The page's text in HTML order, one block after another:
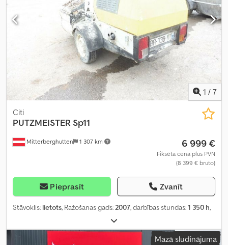
1 / 7
Mitterberghutten 1 307 km
Citi
PUTZMEISTER Sp11
6 999 €
Fiksēta cena plus PVN
(8 399 € bruto)
Pieprasīt Zvanīt
Stāvoklis: lietots, Ražošanas gads:2007, darbības stundas:1 350 h,
Mazā sludinājuma